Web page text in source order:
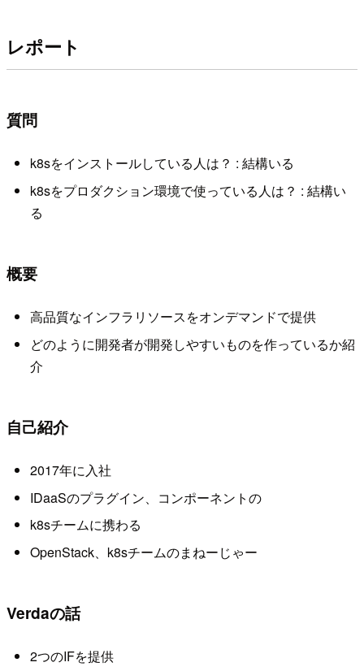
レポート
質問
k8sをインストールしている人は？ : 結構いる
k8sをプロダクション環境で使っている人は？ : 結構い
る
概要
高品質なインフラリソースをオンデマンドで提供
どのように開発者が開発しやすいものを作っているか紹
介
自己紹介
2017年に入社
IDaaSのプラグイン、コンポーネントの
k8sチームに携わる
OpenStack、k8sチームのまねーじゃー
Verdaの話
2つのIFを提供